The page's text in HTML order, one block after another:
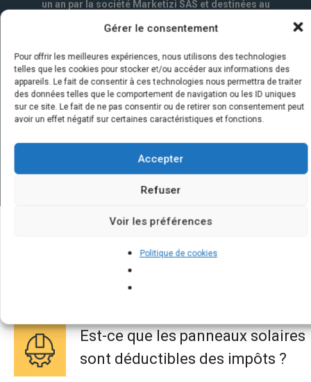
Gérer le consentement
Pour offrir les meilleures expériences, nous utilisons des technologies
telles que les cookies pour stocker et/ou accéder aux informations des
appareils. Le fait de consentir à ces technologies nous permettra de traiter
des données telles que le comportement de navigation ou les ID uniques
sur ce site. Le fait de ne pas consentir ou de retirer son consentement peut
avoir un effet négatif sur certaines caractéristiques et fonctions.
Accepter
Refuser
Voir les préférences
Politique de cookies
un an par la société Marketizi SAS et destinées au
Quelques infos sur nos centrales
solaires : questions et réponses
Est-ce que les panneaux solaires
sont déductibles des impôts ?